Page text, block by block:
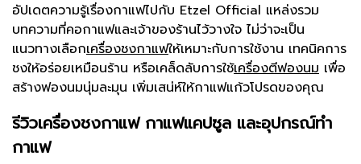
อัปเดตความรู้เรื่องกาแฟไปกับ Etzel Official แหล่งรวม
บทความที่คอกาแฟและเจ้าของร้านไว้วางใจ ไม่ว่าจะเป็น
แนวทางเลือกเครื่องชงกาแฟให้เหมาะกับการใช้งาน เทคนิคการ
ชงให้อร่อยเหมือนร้าน หรือเคล็ดลับการใช้เครื่องตีฟองนม เพื่อ
สร้างฟองนมนุ่มละมุน เพิ่มเสน่ห์ให้กาแฟแก้วโปรดของคุณ
รีวิวเครื่องชงกาแฟ กาแฟแคปซูล และอุปกรณ์ทำ
กาแฟ